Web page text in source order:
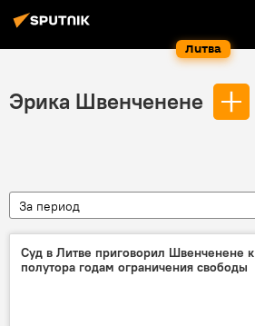
Литва
Эрика Швенченене
За период
Суд в Литве приговорил Швенченене к
полутора годам ограничения свободы